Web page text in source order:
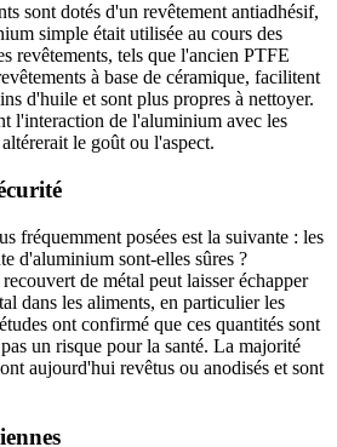
sont dotés d'un revêtement antiadhésif,
simple était utilisée au cours des
revêtements, tels que l'ancien PTFE
à base de céramique, facilitent
d'huile et sont plus propres à nettoyer.
l'interaction de l'aluminium avec les
le goût ou l'aspect.
fréquemment posées est la suivante : les
d'aluminium sont-elles sûres ?
de métal peut laisser échapper
dans les aliments, en particulier les
ont confirmé que ces quantités sont
un risque pour la santé. La majorité
aujourd'hui revêtus ou anodisés et sont